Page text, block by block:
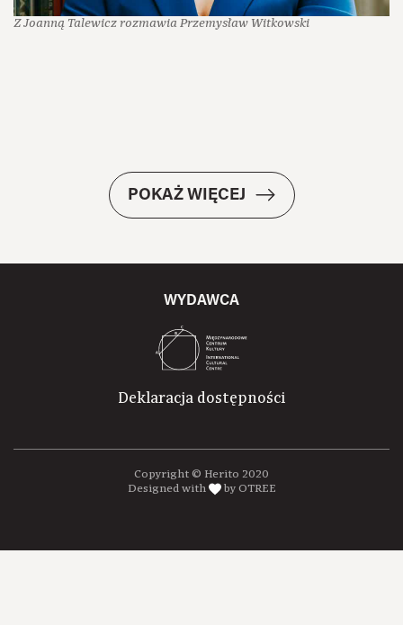
Z Joanną Talewicz rozmawia Przemysław Witkowski
POKAŻ WIĘCEJ
WYDAWCA
Deklaracja dostępności
Copyright © Herito 2020
Designed with
by OTREE